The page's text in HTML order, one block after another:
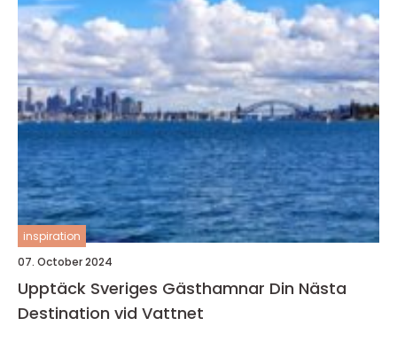
inspiration
07. October 2024
Upptäck Sveriges Gästhamnar Din Nästa
Destination vid Vattnet